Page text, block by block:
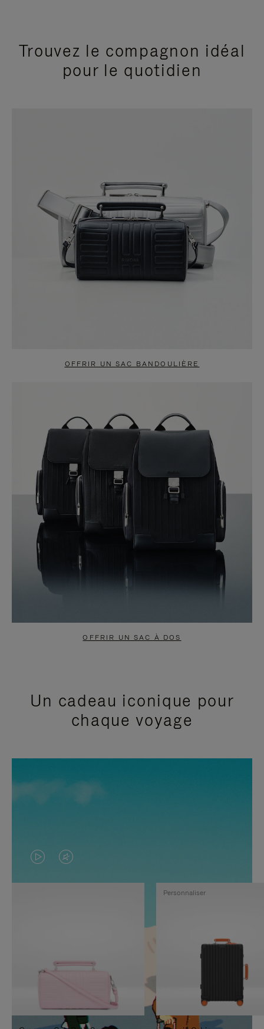
Trouvez le compagnon idéal
pour le quotidien
OFFRIR UN SAC BANDOULIÈRE
OFFRIR UN SAC À DOS
Un cadeau iconique pour
chaque voyage
LA
VIDÉO
PAUSE,
APPUYEZ
SUR
LE
SON
DÉSACTIVÉ.
VEUILLEZ
Personnaliser